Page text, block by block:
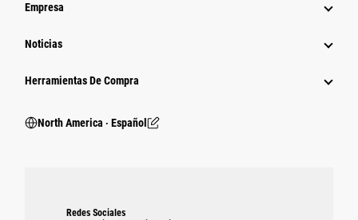
Empresa
Noticias
Herramientas De Compra
North America ‧ Español
Redes Sociales